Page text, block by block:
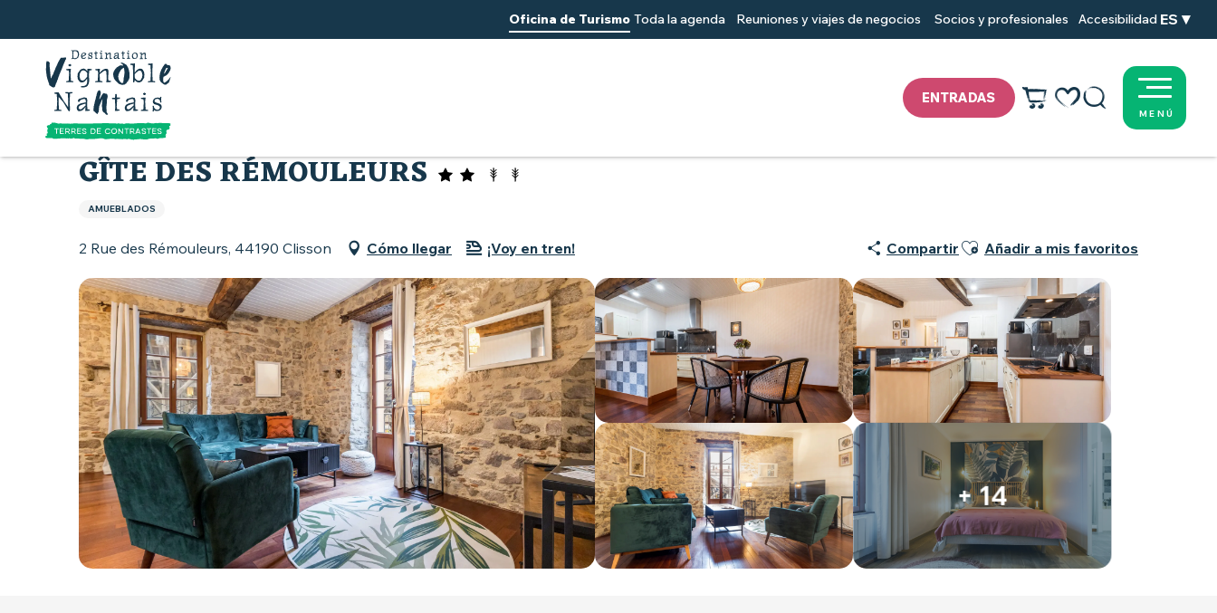
principal
ENTRADAS
Voir les favoris
Buscar
Oficina de Turismo Toda la agenda Reuniones y viajes de negocios Socios y profesionales Accesibilidad ES
MENÚ
Inicio
GÎTE DES RÉMOULEURS
AMUEBLADOS
2 Rue des Rémouleurs, 44190 Clisson Cómo llegar ¡Voy en tren! Compartir Ajouter aux favoris
Añadir a mis favoritos
+ 14